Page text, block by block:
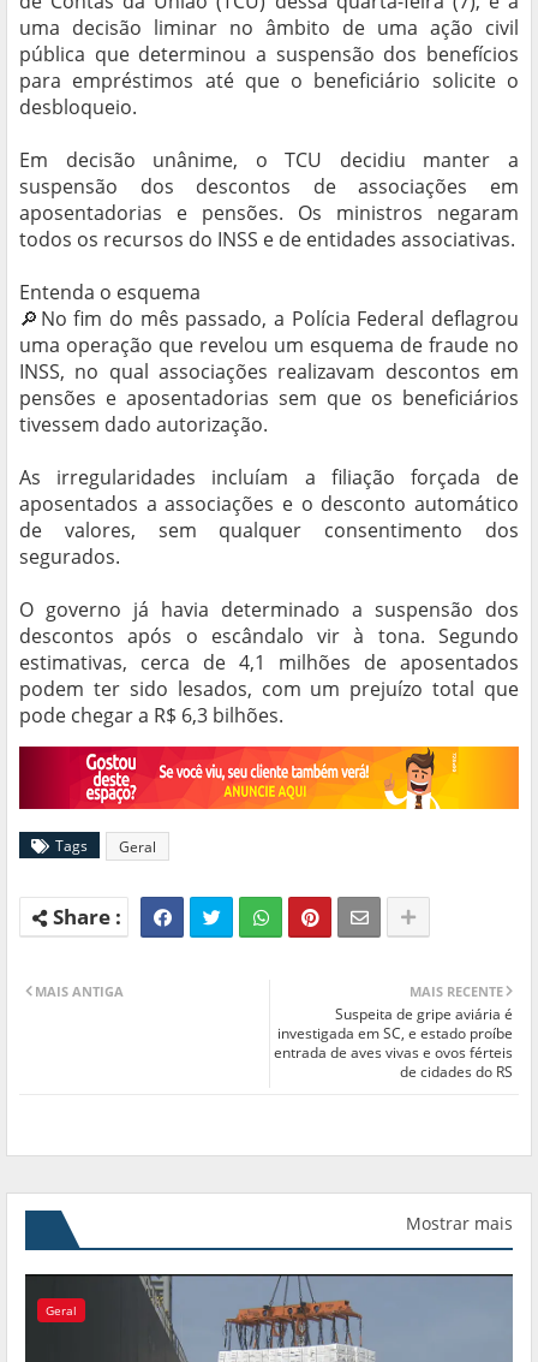
uma decisão liminar no âmbito de uma ação civil
pública que determinou a suspensão dos benefícios
para empréstimos até que o beneficiário solicite o
desbloqueio.
Em decisão unânime, o TCU decidiu manter a
suspensão dos descontos de associações em
aposentadorias e pensões. Os ministros negaram
todos os recursos do INSS e de entidades associativas.
Entenda o esquema
🔎No fim do mês passado, a Polícia Federal deflagrou
uma operação que revelou um esquema de fraude no
INSS, no qual associações realizavam descontos em
pensões e aposentadorias sem que os beneficiários
tivessem dado autorização.
As irregularidades incluíam a filiação forçada de
aposentados a associações e o desconto automático
de valores, sem qualquer consentimento dos
segurados.
O governo já havia determinado a suspensão dos
descontos após o escândalo vir à tona. Segundo
estimativas, cerca de 4,1 milhões de aposentados
podem ter sido lesados, com um prejuízo total que
pode chegar a R$ 6,3 bilhões.
Tags Geral
MAIS RECENTE
Suspeita de gripe aviária é
investigada em SC, e estado proíbe
entrada de aves vivas e ovos férteis
de cidades do RS
MAIS ANTIGA
Mostrar mais
Geral